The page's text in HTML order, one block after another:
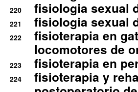
220 fisiologia sexual
221 fisiologia sexual
222
fisioterapia en
locomotores de
223 fisioterapia en
224
fisioterapia y